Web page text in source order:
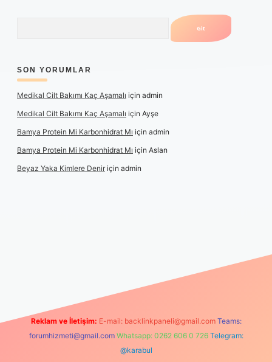
SON YORUMLAR
Medikal Cilt Bakımı Kaç Aşamalı için admin
Medikal Cilt Bakımı Kaç Aşamalı için Ayşe
Bamya Protein Mi Karbonhidrat Mı için admin
Bamya Protein Mi Karbonhidrat Mı için Aslan
Beyaz Yaka Kimlere Deniriçin admin
Reklam ve İletişim: E-mail: backlinkpaneli@gmail.com Teams:
forumhizmeti@gmail.com Whatsapp: 0262 606 0 726 Telegram:
@karabul